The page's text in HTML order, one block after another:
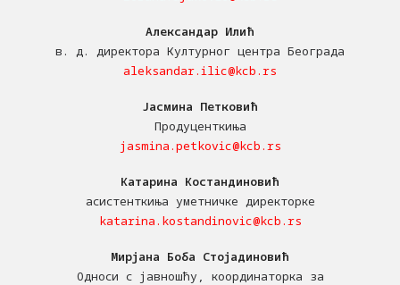
Александар Илић
в. д. директора Културног центра Београда
aleksandar.ilic@kcb.rs
Јасмина Петковић
Продуценткиња
jasmina.petkovic@kcb.rs
Катарина Костандиновић
асистенткиња уметничке директорке
katarina.kostandinovic@kcb.rs
Мирјана Боба Стојадиновић
Односи с јавношћу, координаторка за